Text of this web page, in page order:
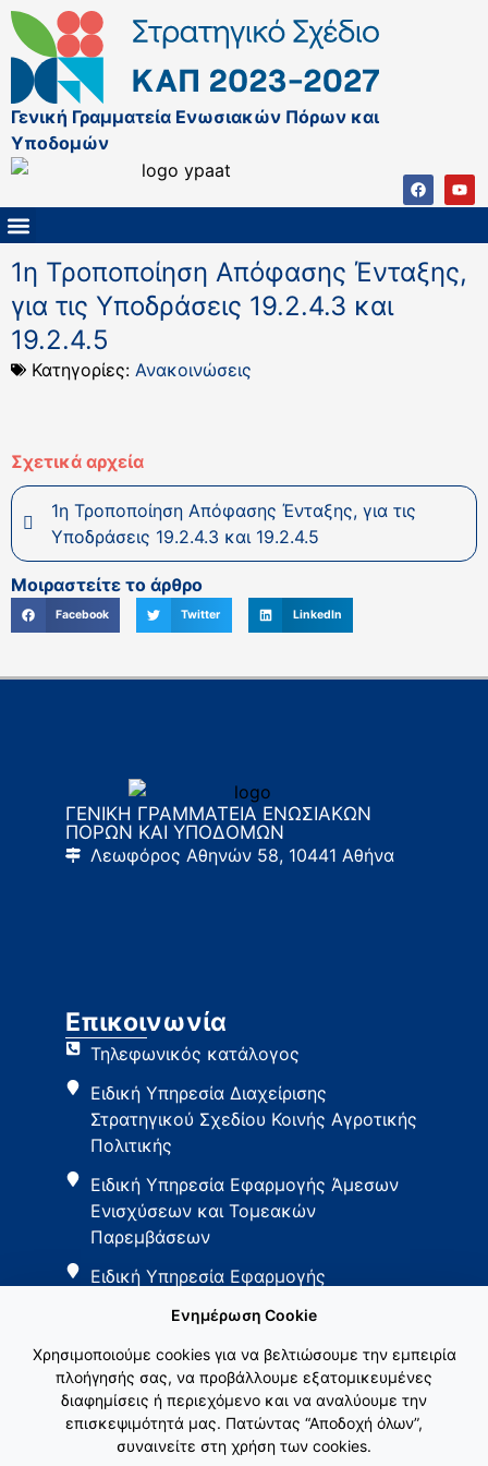
Γενική Γραμματεία Ενωσιακών Πόρων και
Υποδομών
1η Τροποποίηση Απόφασης Ένταξης,
για τις Υποδράσεις 19.2.4.3 και
19.2.4.5
Κατηγορίες: Ανακοινώσεις
Σχετικά αρχεία
1η Τροποποίηση Απόφασης Ένταξης, για τις
Υποδράσεις 19.2.4.3 και 19.2.4.5
Μοιραστείτε το άρθρο
Facebook Twitter LinkedIn
ΓΕΝΙΚΗ ΓΡΑΜΜΑΤΕΙΑ ΕΝΩΣΙΑΚΩΝ
ΠΟΡΩΝ ΚΑΙ ΥΠΟΔΟΜΩΝ
Λεωφόρος Αθηνών 58, 10441 Αθήνα
Επικοινωνία
Τηλεφωνικός κατάλογος
Ειδική Υπηρεσία Διαχείρισης
Στρατηγικού Σχεδίου Κοινής Αγροτικής
Πολιτικής
Ειδική Υπηρεσία Εφαρμογής Άμεσων
Ενισχύσεων και Τομεακών
Παρεμβάσεων
Ειδική Υπηρεσία Εφαρμογής
Ενημέρωση Cookie
Χρησιμοποιούμε cookies για να βελτιώσουμε την εμπειρία
πλοήγησής σας, να προβάλλουμε εξατομικευμένες
διαφημίσεις ή περιεχόμενο και να αναλύουμε την
επισκεψιμότητά μας. Πατώντας “Αποδοχή όλων”,
συναινείτε στη χρήση των cookies.